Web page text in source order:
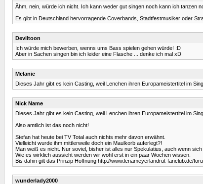
Ähm, nein, würde ich nicht. Ich kann weder gut singen noch kann ich tanzen
Es gibt in Deutschland hervorragende Coverbands, Stadtfestmusiker oder
Deviltoon
Ich würde mich bewerben, wenns ums Bass spielen gehen würde! :D
Aber in Sachen singen bin ich leider eine Flasche ... denke ich mal xD
Melanie
Dieses Jahr gibt es kein Casting, weil Lenchen ihren Europameistertitel im
Nick Name
Dieses Jahr gibt es kein Casting, weil Lenchen ihren Europameistertitel im
Also amtlich ist das noch nicht!
Stefan hat heute bei TV Total auch nichts mehr davon erwähnt.
Vielleicht wurde ihm mittlerweile doch ein Maulkorb auferlegt?!
Man weiß es nicht. Nur soviel, bisher ist alles nur Spekulatius, auch wenn sich
Wie es wirklich aussieht werden wir wohl erst in ein paar Wochen wissen.
Bis dahin gilt das Prinzip Hoffnung http://www.lenameyerlandrut-fanclub.de/
wunderlady2000